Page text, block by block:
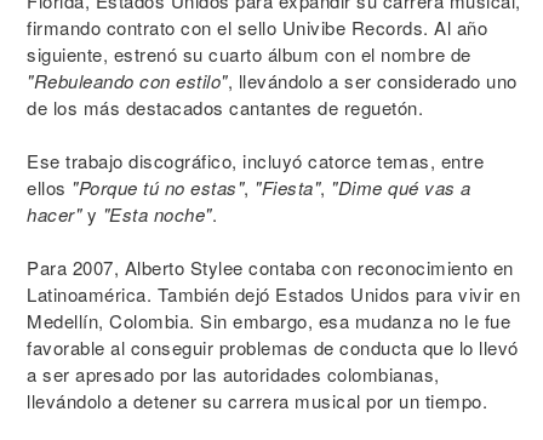
firmando contrato con el sello Univibe Records. Al año
siguiente, estrenó su cuarto álbum con el nombre de
"Rebuleando con estilo", llevándolo a ser considerado uno
de los más destacados cantantes de reguetón.
Ese trabajo discográfico, incluyó catorce temas, entre
ellos "Porque tú no estas", "Fiesta", "Dime qué vas a
hacer"y "Esta noche".
Para 2007, Alberto Stylee contaba con reconocimiento en
Latinoamérica. También dejó Estados Unidos para vivir en
Medellín, Colombia. Sin embargo, esa mudanza no le fue
favorable al conseguir problemas de conducta que lo llevó
a ser apresado por las autoridades colombianas,
llevándolo a detener su carrera musical por un tiempo.